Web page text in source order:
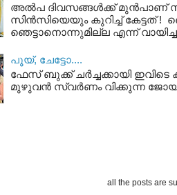
അല്‍പ ദിവസങ്ങള്‍ക്ക് മുന്‍പാണ്
സിന്‍സിയെയും കുറിച്ച് കേട്ടത് !
ഞെട്ടാനൊന്നുമില്ല എന്ന്
പൂയ്‌, ചേട്ടോ....
ഫേസ് ബുക്ക്‌ ചര്‍ച്ചക്കായി
മുഴുവന്‍ സ്വര്‍ണം വിക്കുന്ന
all the posts are